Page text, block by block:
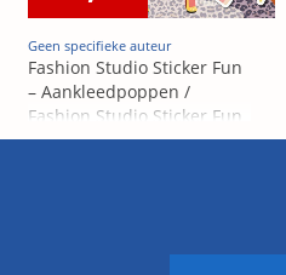
Geen specifieke auteur
Fashion Studio Sticker Fun
– Aankleedpoppen /
Fashion Studio Sticker Fun
– Poupées Á habiller